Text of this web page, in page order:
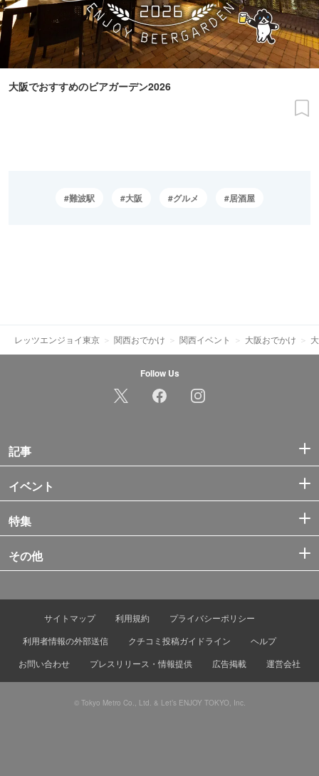
大阪でおすすめのビアガーデン2026
難波駅 大阪 グルメ 居酒屋
レッツエンジョイ東京 関西おでかけ 関西イベント 大阪おでかけ
Follow Us
記事
イベント
特集
その他
サイトマップ 利用規約
プライバシーポリシー
利用者情報の外部送信
クチコミ投稿ガイドライン
ヘルプ
お問い合わせ
プレスリリース・情報提供 広告掲載 運営会社
© Tokyo Metro Co., Ltd. & Let’s ENJOY TOKYO, Inc.